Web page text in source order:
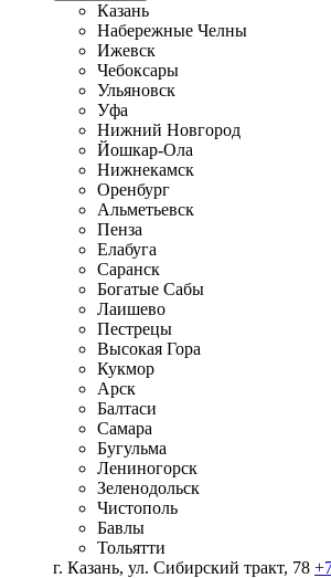
Казань
Набережные Челны
Ижевск
Чебоксары
Ульяновск
Уфа
Нижний Новгород
Йошкар-Ола
Нижнекамск
Оренбург
Альметьевск
Пенза
Елабуга
Саранск
Богатые Сабы
Лаишево
Пестрецы
Высокая Гора
Кукмор
Арск
Балтаси
Самара
Бугульма
Лениногорск
Зеленодольск
Чистополь
Бавлы
Тольятти
г. Казань, ул. Сибирский тракт, 78